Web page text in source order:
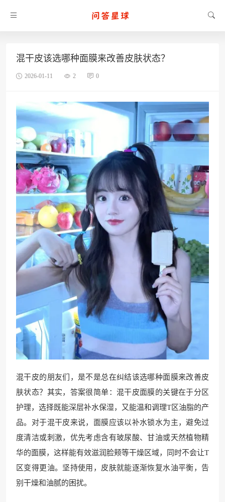
混干皮该选哪种面膜来改善皮肤状态？
2026-01-11 2 0
混干皮的朋友们，是不是总在纠结该选哪种面膜来改善皮
肤状态？其实，答案很简单：混干皮面膜的关键在于分区
护理，选择既能深层补水保湿，又能温和调理T区油脂的产
品。对于混干皮来说，面膜应该以补水锁水为主，避免过
度清洁或刺激，优先考虑含有玻尿酸、甘油或天然植物精
华的面膜，这样能有效滋润脸颊等干燥区域，同时不会让T
区变得更油。坚持使用，皮肤就能逐渐恢复水油平衡，告
别干燥和油腻的困扰。